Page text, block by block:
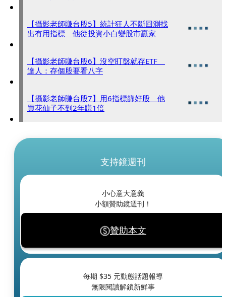
【攝影老師賺台股5】統計狂人不斷回測找
出有用指標 他從投資小白變股市贏家
【攝影老師賺台股6】沒空盯盤就存ETF
達人：存個股要看八字
【攝影老師賺台股7】用6指標篩好股 他
買花仙子不到2年賺1倍
支持鏡週刊
小心意大意義
小額贊助鏡週刊！
贊助本文
每期 $35 元動態話題報導
無限閱讀解鎖新鮮事